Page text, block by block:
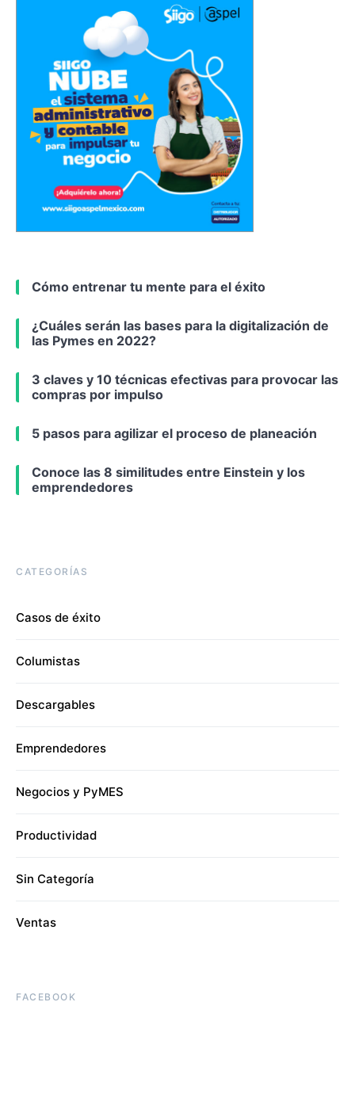
Cómo entrenar tu mente para el éxito
¿Cuáles serán las bases para la digitalización de
las Pymes en 2022?
3 claves y 10 técnicas efectivas para provocar las
compras por impulso
5 pasos para agilizar el proceso de planeación
Conoce las 8 similitudes entre Einstein y los
emprendedores
CATEGORÍAS
Casos de éxito
Columistas
Descargables
Emprendedores
Negocios y PyMES
Productividad
Sin Categoría
Ventas
FACEBOOK